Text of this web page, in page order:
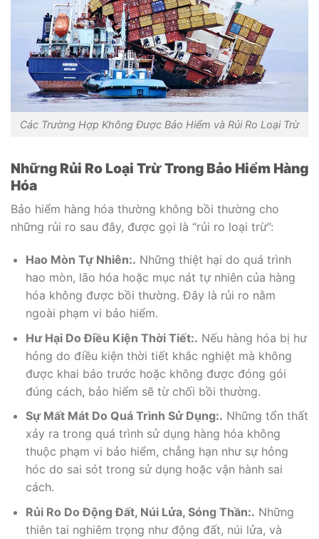
Các Trường Hợp Không Được Bảo Hiểm và Rủi Ro Loại Trừ
Những Rủi Ro Loại Trừ Trong Bảo Hiểm Hàng
Hóa
Bảo hiểm hàng hóa thường không bồi thường cho
những rủi ro sau đây, được gọi là “rủi ro loại trừ”:
Hao Mòn Tự Nhiên:. Những thiệt hại do quá trình
hao mòn, lão hóa hoặc mục nát tự nhiên của hàng
hóa không được bồi thường. Đây là rủi ro nằm
ngoài phạm vi bảo hiểm.
Hư Hại Do Điều Kiện Thời Tiết:. Nếu hàng hóa bị hư
hỏng do điều kiện thời tiết khắc nghiệt mà không
được khai báo trước hoặc không được đóng gói
đúng cách, bảo hiểm sẽ từ chối bồi thường.
Sự Mất Mát Do Quá Trình Sử Dụng:. Những tổn thất
xảy ra trong quá trình sử dụng hàng hóa không
thuộc phạm vi bảo hiểm, chẳng hạn như sự hỏng
hóc do sai sót trong sử dụng hoặc vận hành sai
cách.
Rủi Ro Do Động Đất, Núi Lửa, Sóng Thần:. Những
thiên tai nghiêm trọng như động đất, núi lửa, và